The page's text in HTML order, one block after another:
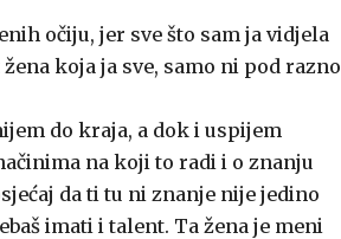
očiju, jer sve što sam ja vidjela
koja ja sve, samo ni pod razno
do kraja, a dok i uspijem
na koji to radi i o znanju
da ti tu ni znanje nije jedino
imati i talent. Ta žena je meni